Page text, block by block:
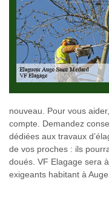
nouveau. Pour vous
compte. Demandez
dédiées aux travaux
de vos proches : ils
doués. VF Elagage sera
exigeants habitant à